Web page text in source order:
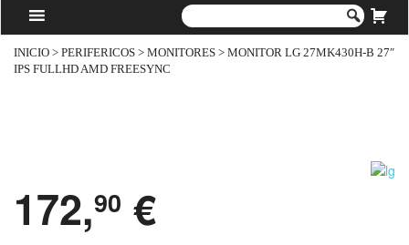
INICIO > PERIFERICOS > MONITORES > MONITOR LG 27MK430H-B 27″
IPS FULLHD AMD FREESYNC
172,90 €